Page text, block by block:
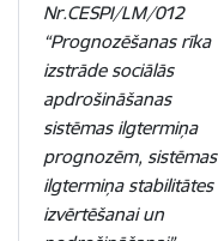
Nr.CESPI/LM/012
“Prognozēšanas rīka
izstrāde sociālās
apdrošināšanas
sistēmas ilgtermiņa
prognozēm, sistēmas
ilgtermiņa stabilitātes
izvērtēšanai un